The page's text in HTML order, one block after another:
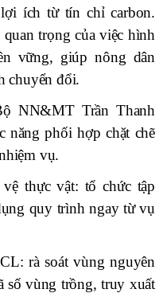
ích từ tín chỉ carbon.
trọng của việc hình
vững, giúp nông dân
chuyển đổi.
NN&MT Trần Thanh
năng phối hợp chặt chẽ
vụ.
thực vật: tổ chức tập
quy trình ngay từ vụ
rà soát vùng nguyên
số vùng trồng, truy xuất